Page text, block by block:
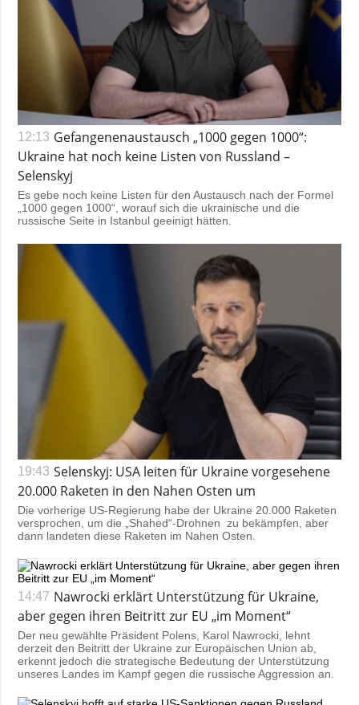
12:13 Gefangenenaustausch „1000 gegen 1000“:
Ukraine hat noch keine Listen von Russland –
Selenskyj
Es gebe noch keine Listen für den Austausch nach der Formel
„1000 gegen 1000“, worauf sich die ukrainische und die
russische Seite in Istanbul geeinigt hätten.
19:43 Selenskyj: USA leiten für Ukraine vorgesehene
20.000 Raketen in den Nahen Osten um
Die vorherige US-Regierung habe der Ukraine 20.000 Raketen
versprochen, um die „Shahed“-Drohnen zu bekämpfen, aber
dann landeten diese Raketen im Nahen Osten.
14:47 Nawrocki erklärt Unterstützung für Ukraine,
aber gegen ihren Beitritt zur EU „im Moment“
Der neu gewählte Präsident Polens, Karol Nawrocki, lehnt
derzeit den Beitritt der Ukraine zur Europäischen Union ab,
erkennt jedoch die strategische Bedeutung der Unterstützung
unseres Landes im Kampf gegen die russische Aggression an.